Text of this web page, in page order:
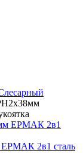
ЕРМАК 2в1 сталь